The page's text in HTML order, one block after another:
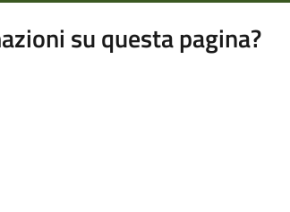
su questa pagina?